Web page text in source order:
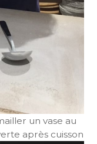
un vase au
après cuisson